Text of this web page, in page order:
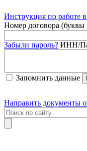
Инструкция по работе
Номер договора
Забыли пароль? ИНН/
Запомнить данные
Направить документы